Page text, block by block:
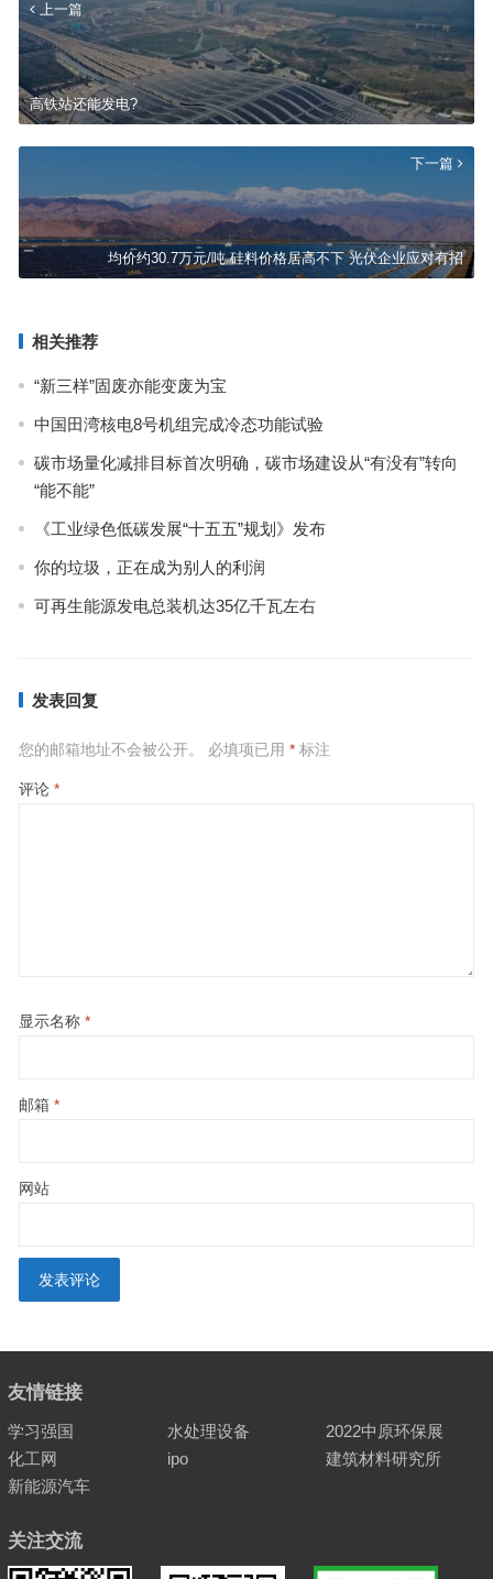
上一篇
高铁站还能发电?
下一篇
均价约30.7万元/吨 硅料价格居高不下 光伏企业应对有招
相关推荐
“新三样”固废亦能变废为宝
中国田湾核电8号机组完成冷态功能试验
碳市场量化减排目标首次明确，碳市场建设从“有没有”转向
“能不能”
《工业绿色低碳发展“十五五”规划》发布
你的垃圾，正在成为别人的利润
可再生能源发电总装机达35亿千瓦左右
发表回复
您的邮箱地址不会被公开。 必填项已用 *标注
评论 *
显示名称 *
邮箱 *
网站
友情链接
学习强国 水处理设备
2022中原环保展
化工网
ipo
建筑材料研究所
新能源汽车
关注交流